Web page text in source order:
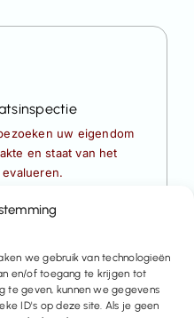
we gebruik van technologieën
en/of toegang te krijgen tot
te geven, kunnen we gegevens
ID's op deze site. Als je geen
uw eigendom
en staat van het